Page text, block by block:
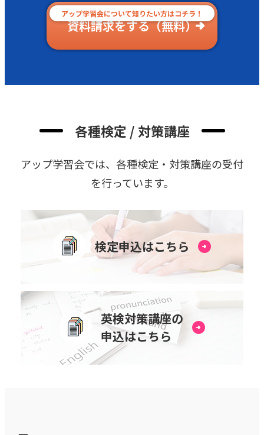
アップ学習会について知りたい方はコチラ！
資料請求をする（無料）
各種検定 / 対策講座
アップ学習会では、各種検定・対策講座の受付
を⾏っています。
検定申込はこちら
英検対策講座の
申込はこちら